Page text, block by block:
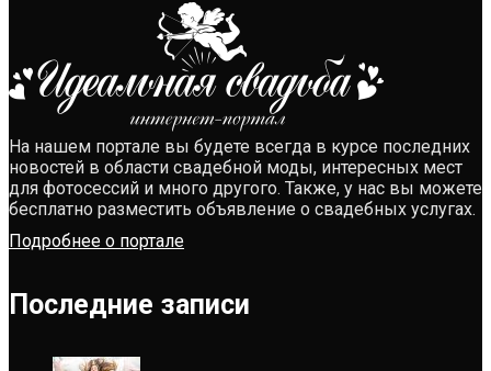
На нашем портале вы будете всегда в курсе последних
новостей в области свадебной моды, интересных мест
для фотосессий и много другого. Также, у нас вы можете
бесплатно разместить объявление о свадебных услугах.
Подробнее о портале
Последние записи